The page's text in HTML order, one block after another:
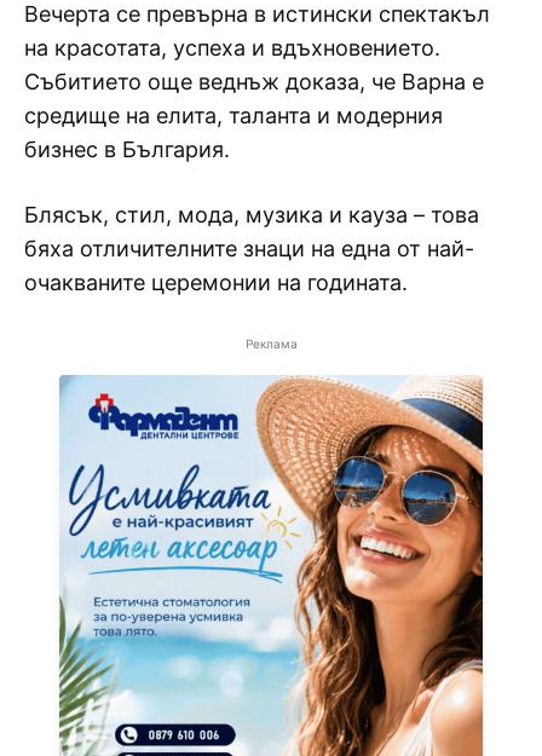
Вечерта се превърна в истински спектакъл
на красотата, успеха и вдъхновението.
Събитието още веднъж доказа, че Варна е
средище на елита, таланта и модерния
бизнес в България.
Блясък, стил, мода, музика и кауза – това
бяха отличителните знаци на една от най-
очакваните церемонии на годината.
Реклама